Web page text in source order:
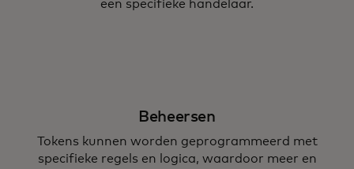
een specifieke handelaar.
Beheersen
Tokens kunnen worden geprogrammeerd met
specifieke regels en logica, waardoor meer en